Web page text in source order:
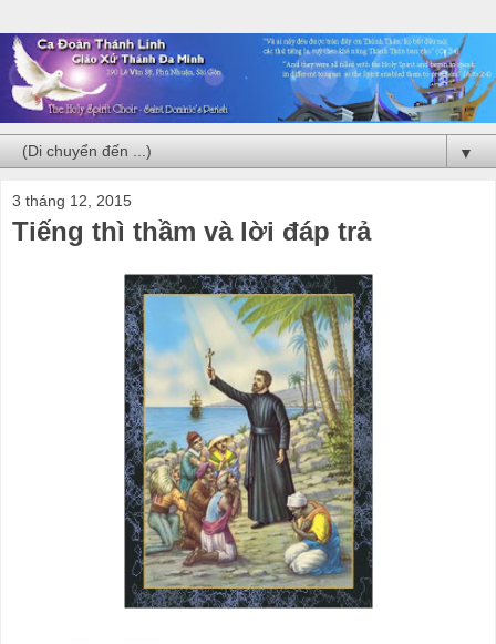
▼
3 tháng 12, 2015
Tiếng thì thầm và lời đáp trả